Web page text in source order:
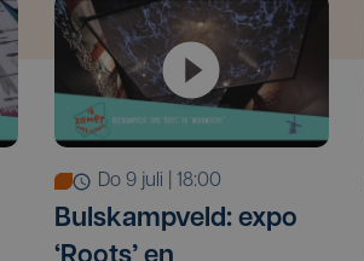
do 9 juli | 18:00
Bulskampveld: expo